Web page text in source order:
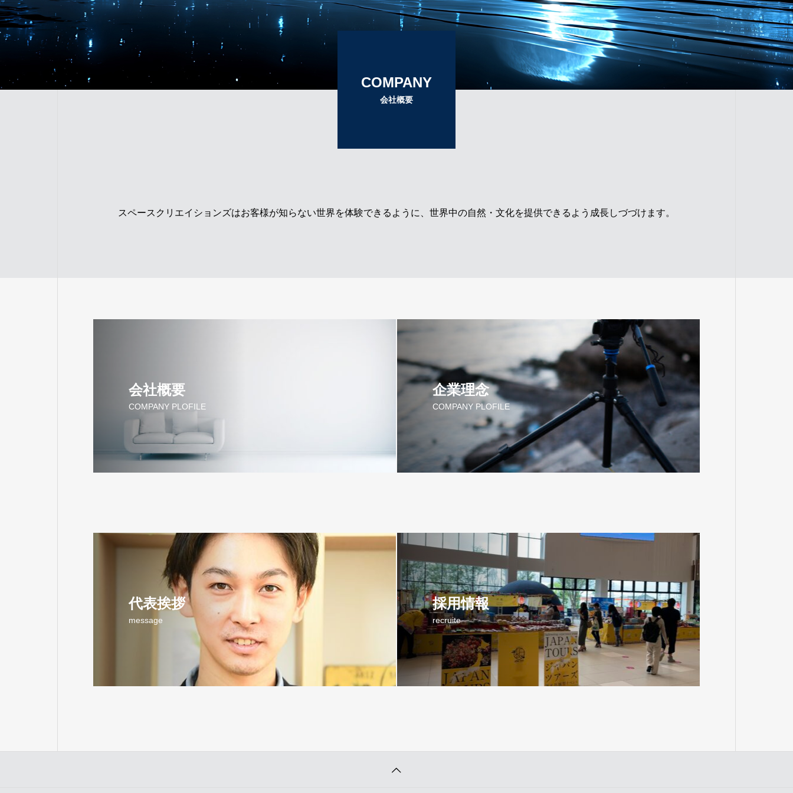
COMPANY
会社概要
スペースクリエイションズはお客様が知らない世界を体験できるように、世界中の自然・文化を提供できるよう成長しづづけます。
会社概要
COMPANY PLOFILE
企業理念
COMPANY PLOFILE
代表挨拶
message
採用情報
recruite